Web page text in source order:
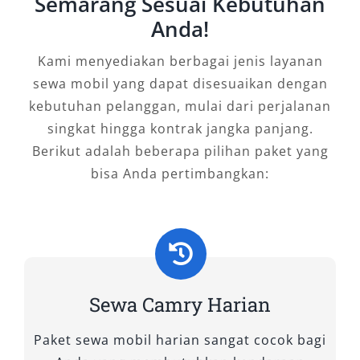
sekitarnya. Untuk pengalaman terbaik,
percayakan kebutuhan rental mobil Camry
Semarang Anda kepada penyedia terpercaya
seperti Salsa Wisata yang telah terbukti dalam
pelayanan dan keandalan armada.
Tipe Mobil Camry yang Kami
Sewakan
premium di Semarang, Salsa Wisata
menyediakan pilihan mobil Camry berkualitas
tinggi untuk disewa sesuai kebutuhan
pelanggan. Mobil sedan mewah ini sangat ideal
jemput VIP, hingga keperluan acara khusus.
Anda!
Kami menyediakan berbagai jenis layanan
sewa mobil yang dapat disesuaikan dengan
kebutuhan pelanggan, mulai dari perjalanan
singkat hingga kontrak jangka panjang.
Berikut adalah beberapa pilihan paket yang
bisa Anda pertimbangkan:
Sewa Camry Harian
Paket sewa mobil harian sangat cocok bagi